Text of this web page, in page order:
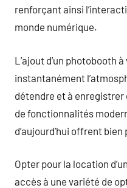
renforçant ainsi
monde numérique.
L’ajout d’un photobooth
instantanément
détendre et à enregistrer
de fonctionnalités
d’aujourd’hui offrent
Opter pour la location
accès à une variété de